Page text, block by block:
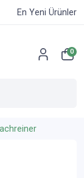
En Yeni Ürünler
0